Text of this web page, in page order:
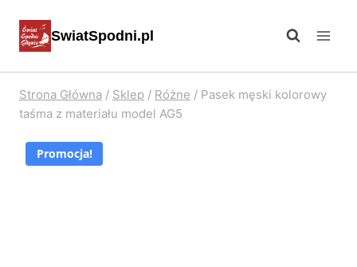
SwiatSpodni.pl
Strona Główna / Sklep / Różne / Pasek męski kolorowy
taśma z materiału model AG5
Promocja!